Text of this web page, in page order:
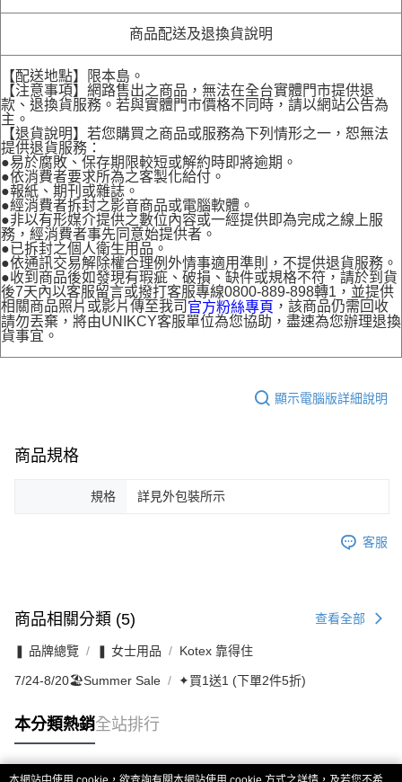
商品配送及退換貨說明
【配送地點】限本島。
【注意事項】網路售出之商品，無法在全台實體門市提供退
款、退換貨服務。若與實體門市價格不同時，請以網站公告為
主。
【退貨說明】若您購買之商品或服務為下列情形之一，恕無法
提供退貨服務：
●易於腐敗、保存期限較短或解約時即將逾期。
●依消費者要求所為之客製化給付。
●報紙、期刊或雜誌。
●經消費者拆封之影音商品或電腦軟體。
●非以有形媒介提供之數位內容或一經提供即為完成之線上服
務，經消費者事先同意始提供者。
●已拆封之個人衛生用品。
●依通訊交易解除權合理例外情事適用準則，不提供退貨服務。
●收到商品後如發現有瑕疵、破損、缺件或規格不符，請於到貨
後7天內以客服留言或撥打客服專線0800-889-898轉1，並提供
相關商品照片或影片傳至我司 官方粉絲專頁 ，該商品仍需回收
請勿丟棄，將由UNIKCY客服單位為您協助，盡速為您辦理退換
貨事宜。
顯示電腦版詳細說明
商品規格
規格 詳見外包裝所示
客服
商品相關分類 (5) 查看全部
❚ 品牌總覽 ❚ 女士用品 Kotex 靠得住
7/24-8/20🏖️Summer Sale ✦買1送1 (下單2件5折)
本分類熱銷全站排行